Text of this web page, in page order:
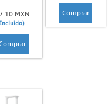
MXN Comprar